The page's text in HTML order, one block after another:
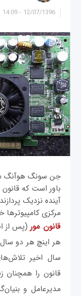
12/07/1396 - 14:09
جن سونگ هوآنگ
باور است که
آینده نزدیک
مرکزی
قانون مور (پس از
هر اینچ هر دو سال
سال اخیر
قانون را
مدیرعامل و